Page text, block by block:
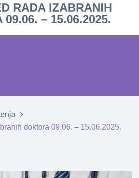
RADA IZABRANIH
09.06. – 15.06.2025.
doktora 09.06. – 15.06.2025.